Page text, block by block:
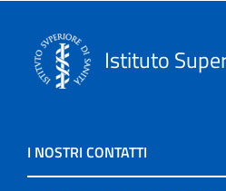
Istituto
I NOSTRI CONTATTI